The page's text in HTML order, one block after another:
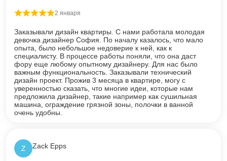
Оценка5из 5
2 января
Заказывали дизайн квартиры. С нами работала молодая
девочка дизайнер София. По началу казалось, что мало
опыта, было небольшое недоверие к ней, как к
специалисту. В процессе работы поняли, что она даст
фору еще любому опытному дизайнеру. Для нас было
важным функциональность. Заказывали технический
дизайн проект. Прожив 3 месяца в квартире, могу с
уверенностью сказать, что многие идеи, которые нам
предложила дизайнер, такие например как сушильная
машина, ограждение грязной зоны, полочки в ванной
очень удобны.
Z Zack Epps